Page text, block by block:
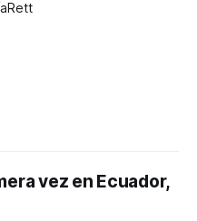
vez en Ecuador,